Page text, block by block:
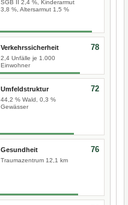
SGB II 2,4 %, Kinderarmut
3,8 %, Altersarmut 1,5 %
Verkehrssicherheit
2,4 Unfälle je 1.000
Einwohner
78
Umfeldstruktur
44,2 % Wald, 0,3 %
Gewässer
72
Gesundheit
Traumazentrum 12,1 km
76